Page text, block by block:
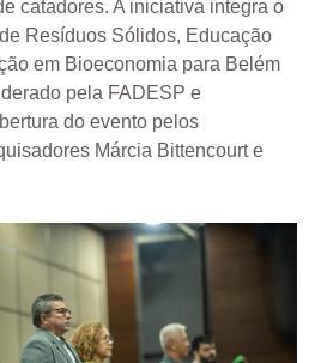
catadores. A iniciativa integra o
Resíduos Sólidos, Educação
em Bioeconomia para Belém
pela FADESP e
do evento pelos
Márcia Bittencourt e